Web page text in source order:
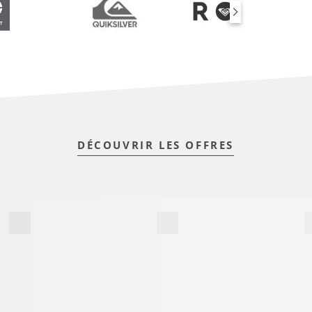
DÉCOUVRIR LES OFFRES